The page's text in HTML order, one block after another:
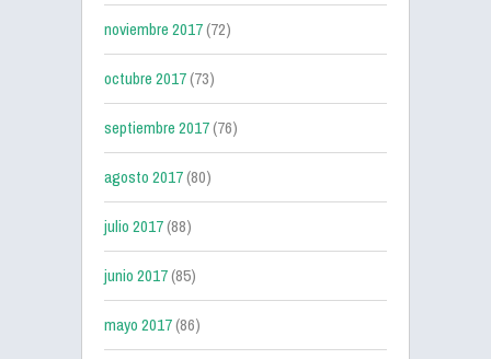
noviembre 2017(72)
octubre 2017(73)
septiembre 2017(76)
agosto 2017(80)
julio 2017(88)
junio 2017(85)
mayo 2017(86)